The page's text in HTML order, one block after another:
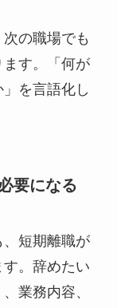
の職場でも
ます。「何が
を言語化し
要になる
短期離職が
。辞めたい
業務内容、